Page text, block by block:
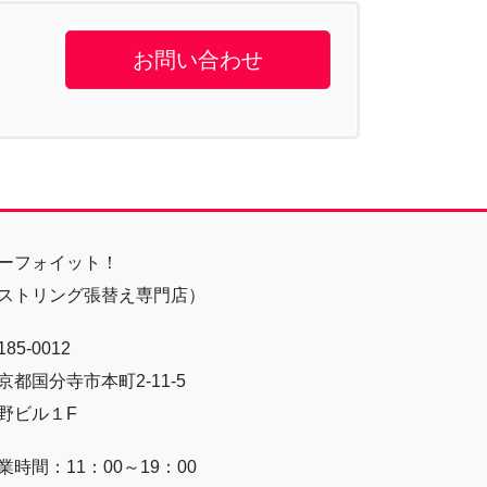
お問い合わせ
フォイット！
ストリング張替え専門店）
0012
都国分寺市本町2-11-5
ビル１F
時間：11：00～19：00